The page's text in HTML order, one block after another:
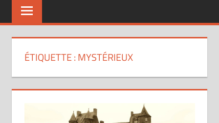
–
ÉTIQUETTE :MYSTÉRIEUX